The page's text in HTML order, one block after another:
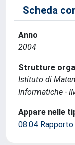
Scheda
Anno
2004
Strutture
Istituto di
Informatiche -
Appare nelle
08.04